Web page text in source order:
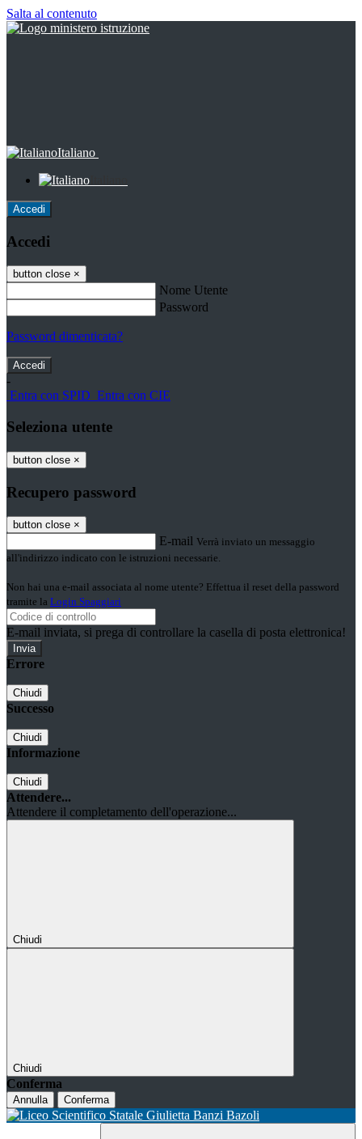
Salta al contenuto
Italiano
Accedi
Accedi
button close ×
Nome Utente
Password
Password dimenticata?
-
Entra con SPID Entra con CIE
Seleziona utente
button close ×
Recupero password
button close ×
E-mail Verrà inviato un messaggio
all'indirizzo indicato con le istruzioni necessarie.
Non hai una e-mail associata al nome utente? Effettua il reset della password
tramite la Login Spaggiari
E-mail inviata, si prega di controllare la casella di posta elettronica!
Errore
Chiudi
Successo
Chiudi
Informazione
Chiudi
Attendere...
Attendere il completamento dell'operazione...
Chiudi
Chiudi
Conferma
Annulla Conferma